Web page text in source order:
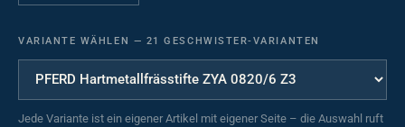
VARIANTE WÄHLEN — 21 GESCHWISTER-VARIANTEN
Jede Variante ist ein eigener Artikel mit eigener Seite – die Auswahl ruft